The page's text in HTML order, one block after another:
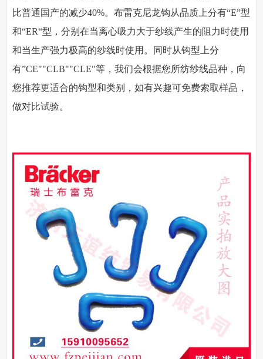
比普通国产的减少40%。布雷克尼龙钩从品质上分有“E”型
和“ER“型，分别在当离心吸力大于纱线产生的阻力时使用
和当生产强力极高的纱线时使用。同时从钩型上分
有”CE""CLB""CLE"等，我们会根据您所纺纱线品种，向
您推荐更适合的钩型和类别，如有兴趣可免费索取样品，
做对比试验。